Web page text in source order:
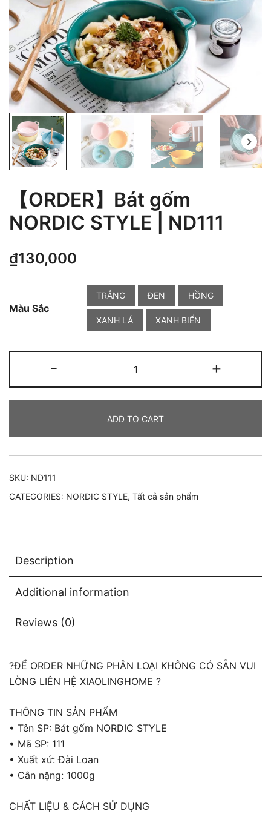
【ORDER】Bát gốm
NORDIC STYLE | ND111
₫130,000
Màu Sắc
TRẮNG ĐEN HỒNG
XANH LÁ XANH BIỂN
-
Bát
gốm
STYLE
|
ND111
+
ADD TO CART
SKU: ND111
CATEGORIES: NORDIC STYLE, Tất cả sản phẩm
Description
Additional information
Reviews (0)
?ĐỂ ORDER NHỮNG PHÂN LOẠI KHÔNG CÓ SẴN VUI
LÒNG LIÊN HỆ XIAOLINGHOME ?
THÔNG TIN SẢN PHẨM
• Tên SP: Bát gốm NORDIC STYLE
• Mã SP: 111
• Xuất xứ: Đài Loan
• Cân nặng: 1000g
CHẤT LIỆU & CÁCH SỬ DỤNG